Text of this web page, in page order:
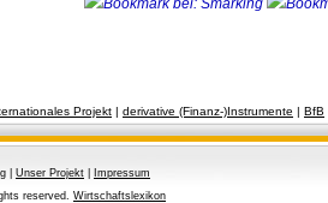
Projekt | derivative (Finanz-)Instrumente | BfB
Unser Projekt
Impressum
reserved. Wirtschaftslexikon